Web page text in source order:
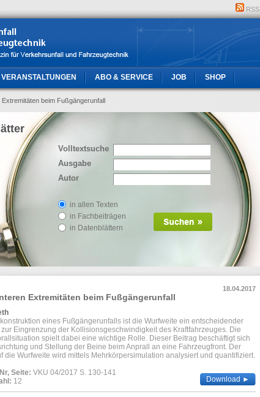
RSS
VERANSTALTUNGEN ABO & SERVICE JOB SHOP
beim Fußgängerunfall
Volltextsuche
Ausgabe
Autor
in allen Texten
in Fachbeiträgen
in Datenblättern
18.04.2017
Extremitäten beim Fußgängerunfall
eines Fußgängerunfalls ist die Wurfweite ein entscheidender
zur Eingrenzung der Kollisionsgeschwindigkeit des Kraftfahrzeuges. Die
spielt dabei eine wichtige Rolle. Dieser Beitrag beschäftigt sich
und Stellung der Beine beim Anprall an eine Fahrzeugfront. Der
die Wurfweite wird mittels Mehrkörpersimulation analysiert und quantifiziert.
Seite: VKU 04/2017 S. 130-141
12 Download ►